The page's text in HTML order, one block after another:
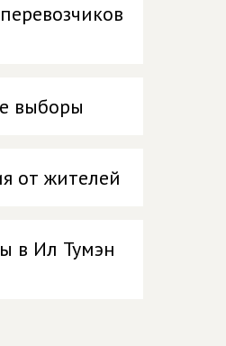
выборы
от жителей
в Ил Тумэн